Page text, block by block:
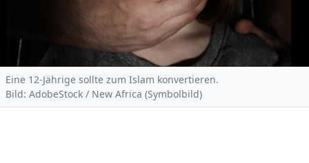
Eine 12-Jährige sollte zum Islam konvertieren.
Bild: AdobeStock / New Africa (Symbolbild)